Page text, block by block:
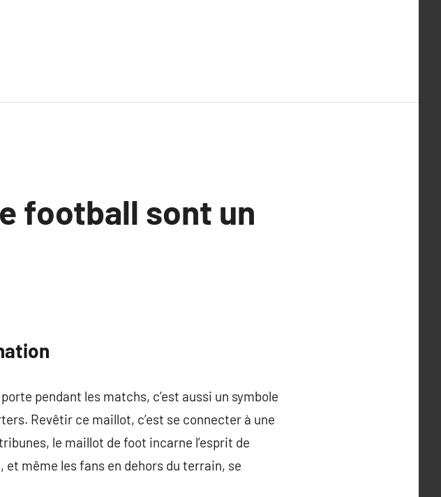
football sont un
pendant les matchs, c’est aussi un symbole
Revêtir ce maillot, c’est se connecter à une
le maillot de foot incarne l’esprit de
même les fans en dehors du terrain, se